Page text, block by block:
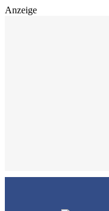
Anzeige